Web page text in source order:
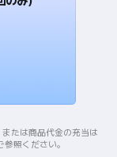
たは商品代金の充当は
照ください。